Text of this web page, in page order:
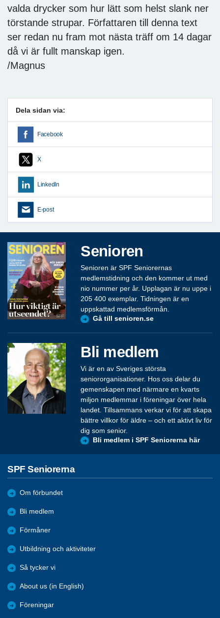
valda drycker som hur lätt som helst slank ner
törstande strupar. Författaren till denna text
ser redan nu fram mot nästa träff om 14 dagar
då vi är fullt manskap igen.
/Magnus
Dela sidan via:
Facebook
X
LinkedIn
E-post
Senioren
Senioren är SPF Seniorernas
medlemstidning och den kommer ut med
nio nummer per år. Upplagan är nu uppe i
205 400 exemplar. Tidningen är en
uppskattad medlemsförmån.
Gå till senioren.se
Bli medlem
Vi är en av Sveriges största
seniororganisationer. Hos oss delar du
gemenskapen med närmare en kvarts
miljon medlemmar i föreningar över hela
landet. Tillsammans verkar vi för att skapa
bättre villkor för äldre – och ett aktivt liv för
dig som senior.
Bli medlem i SPF Seniorerna här
SPF Seniorerna
Om förbundet
Bli medlem
Förmåner
Utbildning och aktiviteter
Så tycker vi
About us (in English)
Föreningar